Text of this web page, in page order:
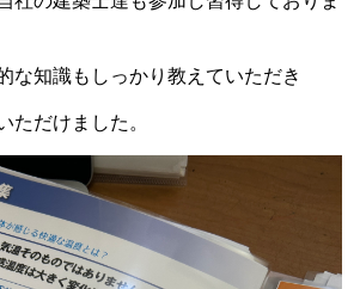
な知識もしっかり教えていただき
ただけました。